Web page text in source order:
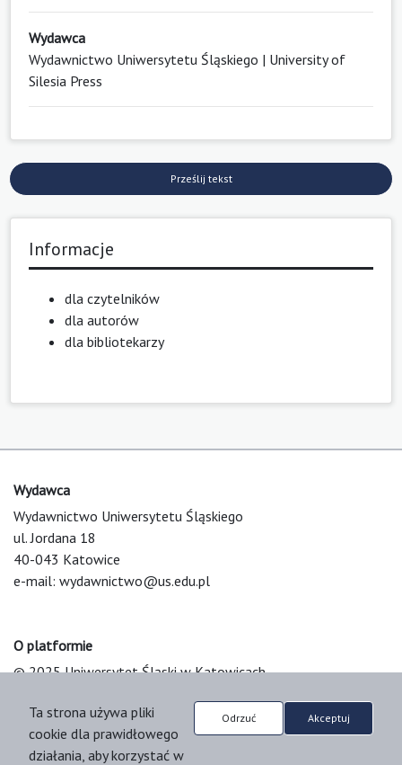
Wydawca
Wydawnictwo Uniwersytetu Śląskiego | University of
Silesia Press
Prześlij tekst
Informacje
dla czytelników
dla autorów
dla bibliotekarzy
Wydawca
Wydawnictwo Uniwersytetu Śląskiego
ul. Jordana 18
40-043 Katowice
e-mail: wydawnictwo@us.edu.pl
O platformie
© 2025 Uniwersytet Śląski w Katowicach
Platform & Workflow by OJS/PKP
Ta strona używa pliki
cookie dla prawidłowego
działania, aby korzystać w
Odrzuć Akceptuj